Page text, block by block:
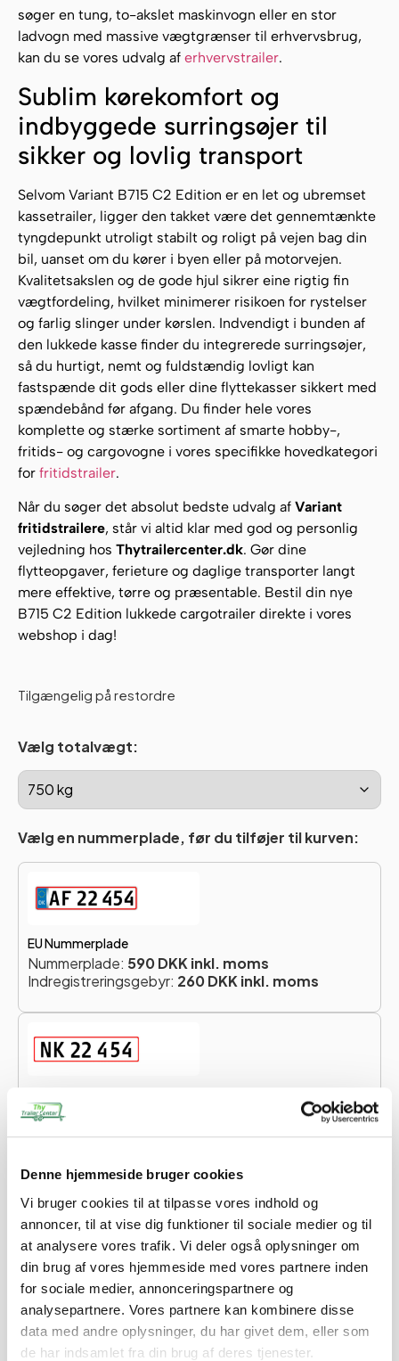
Denne hjemmeside bruger cookies
Vi bruger cookies til at tilpasse vores indhold og
annoncer, til at vise dig funktioner til sociale medier og til
at analysere vores trafik. Vi deler også oplysninger om
din brug af vores hjemmeside med vores partnere inden
for sociale medier, annonceringspartnere og
analysepartnere. Vores partnere kan kombinere disse
data med andre oplysninger, du har givet dem, eller som
de har indsamlet fra din brug af deres tjenester.
søger en tung, to-akslet maskinvogn eller en stor
ladvogn med massive vægtgrænser til erhvervsbrug,
kan du se vores udvalg af erhvervstrailer.
Sublim kørekomfort og
indbyggede surringsøjer til
sikker og lovlig transport
Selvom Variant B715 C2 Edition er en let og ubremset
kassetrailer, ligger den takket være det gennemtænkte
tyngdepunkt utroligt stabilt og roligt på vejen bag din
bil, uanset om du kører i byen eller på motorvejen.
Kvalitetsakslen og de gode hjul sikrer eine rigtig fin
vægtfordeling, hvilket minimerer risikoen for rystelser
og farlig slinger under kørslen. Indvendigt i bunden af
den lukkede kasse finder du integrerede surringsøjer,
så du hurtigt, nemt og fuldstændig lovligt kan
fastspænde dit gods eller dine flyttekasser sikkert med
spændebånd før afgang. Du finder hele vores
komplette og stærke sortiment af smarte hobby-,
fritids- og cargovogne i vores specifikke hovedkategori
for fritidstrailer.
Når du søger det absolut bedste udvalg af Variant
fritidstrailere, står vi altid klar med god og personlig
vejledning hos Thytrailercenter.dk. Gør dine
flytteopgaver, ferieture og daglige transporter langt
mere effektive, tørre og præsentable. Bestil din nye
B715 C2 Edition lukkede cargotrailer direkte i vores
webshop i dag!
Tilgængelig på restordre
Vælg totalvægt:
Vælg en nummerplade, før du tilføjer til kurven:
EU Nummerplade
Nummerplade: 590 DKK inkl. moms
Indregistreringsgebyr: 260 DKK inkl. moms
Nummerplade:
Totalpris for nummerplade: 850 DKK
Du skal vælge en nummerplade for at forsætte.
Når du køber en trailer hos os, vil du modtage en e-mail,
hvor vi beder dig om at oplyse navn, adresse og CPR-
nummer. Disse oplysninger er nødvendige for at kunne
indregistrere din trailer korrekt. Du skal blot besvare e-
mailen med de påkrævede oplysninger.